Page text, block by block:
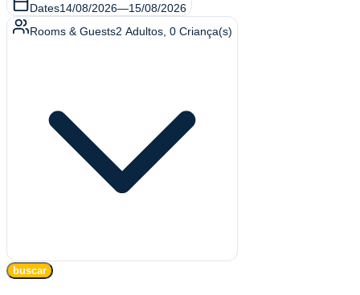
Dates14/08/2026—15/08/2026
Rooms & Guests2 Adultos 0 Criança(s)
buscar